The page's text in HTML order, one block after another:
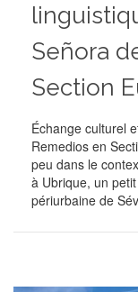
Señora
Section
Échange culturel
Remedios en
peu dans le
à Ubrique, un
périurbaine de